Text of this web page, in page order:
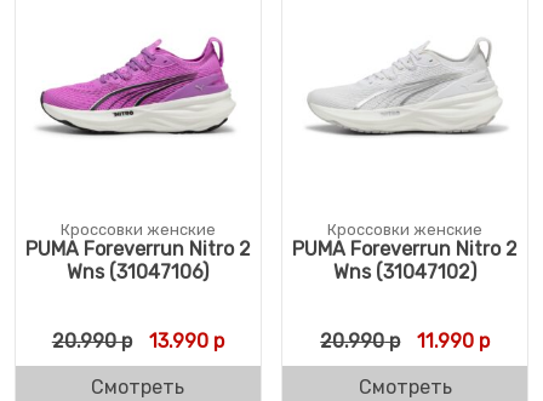
Кроссовки женские
PUMA Foreverrun Nitro 2
Wns (31047106)
20.990р Первоначальная цена составляла 20.990
13.990рТекущая цена: 13.990 р.
Смотреть
Кроссовки женские
PUMA Foreverrun Nitro 2
Wns (31047102)
20.990р 11.990 р
Смотреть